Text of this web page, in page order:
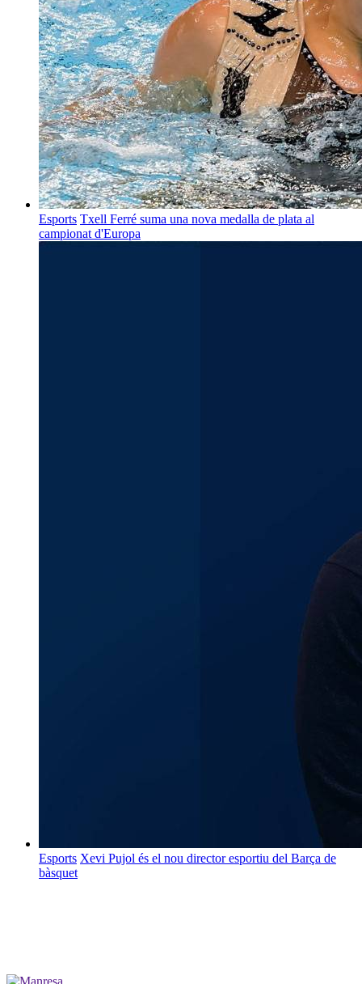
Esports Txell Ferré suma una nova medalla de plata al
campionat d'Europa
Esports Xevi Pujol és el nou director esportiu del Barça de
bàsquet